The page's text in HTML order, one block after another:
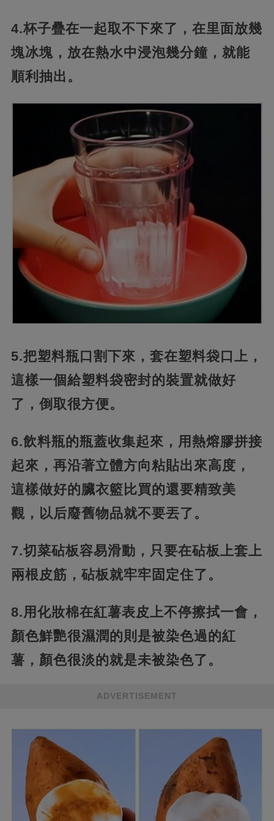
4.杯子疊在一起取不下來了，在里面放幾
塊冰塊，放在熱水中浸泡幾分鐘，就能
順利抽出。
5.把塑料瓶口割下來，套在塑料袋口上，
這樣一個給塑料袋密封的裝置就做好
了，倒取很方便。
6.飲料瓶的瓶蓋收集起來，用熱熔膠拼接
起來，再沿著立體方向粘貼出來高度，
這樣做好的臟衣籃比買的還要精致美
觀，以后廢舊物品就不要丟了。
7.切菜砧板容易滑動，只要在砧板上套上
兩根皮筋，砧板就牢牢固定住了。
8.用化妝棉在紅薯表皮上不停擦拭一會，
顏色鮮艷很濕潤的則是被染色過的紅
薯，顏色很淡的就是未被染色了。
ADVERTISEMENT